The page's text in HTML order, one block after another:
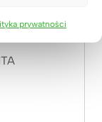
prywatności